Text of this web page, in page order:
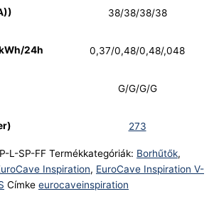
38/38/38/38
24h 0,37/0,48/0,48/,048
G/G/G/G
273
L-SP-FF Termékkategóriák: Borhűtők,
Inspiration, EuroCave Inspiration V-
Címke eurocaveinspiration